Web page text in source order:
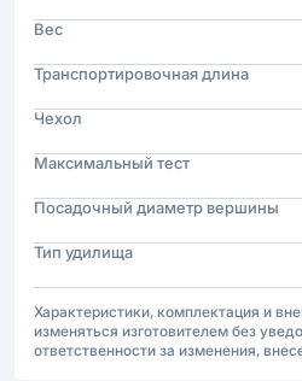
Вес
Транспортировочная длина
Чехол
Максимальный тест
Посадочный диаметр вершины
Тип удилища
Характеристики, комплектация и
изменяться изготовителем без
ответственности за изменения,